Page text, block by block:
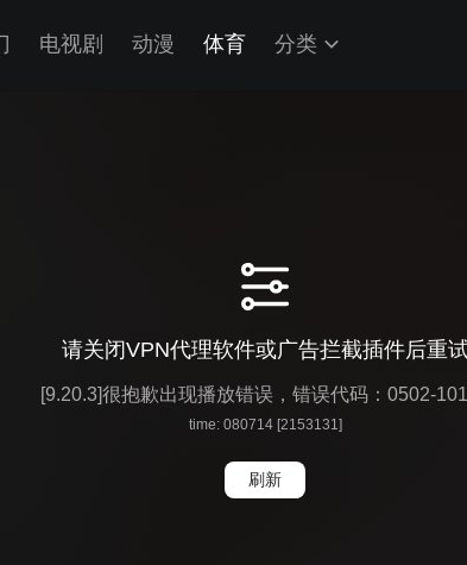
电视剧 动漫 体育 分类
请关闭VPN代理软件或广告拦截插件后重
[9.20.3]很抱歉出现播放错误，错误代码：0502-
time: 080714 [2153131]
刷新